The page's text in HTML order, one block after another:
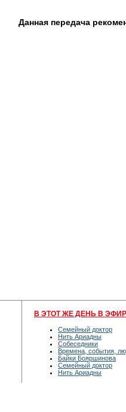
Данная передача
В ЭТОТ ЖЕ ДЕНЬ В
Семейный доктор
Нить Ариадны
Собеседники
Времена, события,
Байки Бояршинова
Семейный доктор
Нить Ариадны